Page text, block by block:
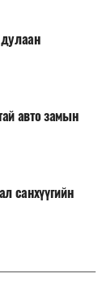
зугаалга,
зохион
орон тоо бий
албан
арга
нөхцөл
эдгээр
юм.
авто замын
санхүүгийн